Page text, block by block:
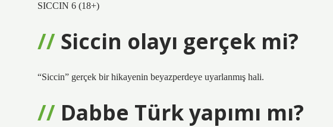
SICCIN 6 (18+)
Siccin olayı gerçek mi?
“Siccin” gerçek bir hikayenin beyazperdeye uyarlanmış hali.
Dabbe Türk yapımı mı?